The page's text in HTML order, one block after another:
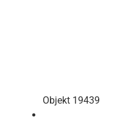
Objekt 19439